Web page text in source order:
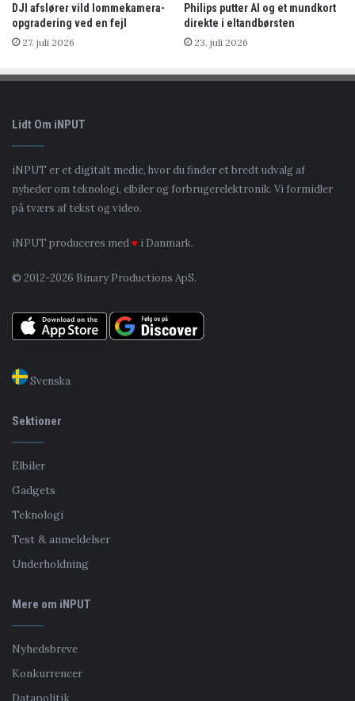
DJI afslører vild lommekamera-
opgradering ved en fejl
27. juli 2026
Philips putter AI og et mundkort
direkte i eltandbørsten
23. juli 2026
Lidt Om iNPUT
iNPUT er et digitalt medie, hvor du finder et bredt udvalg af
nyheder om teknologi, elbiler og forbrugerelektronik. Vi formidler
på tværs af tekst og video.
iNPUT produceres med♥ i Danmark.
© 2012-2026 Binary Productions ApS.
Svenska
Sektioner
Elbiler
Gadgets
Teknologi
Test & anmeldelser
Underholdning
Mere om iNPUT
Nyhedsbreve
Konkurrencer
Datapolitik